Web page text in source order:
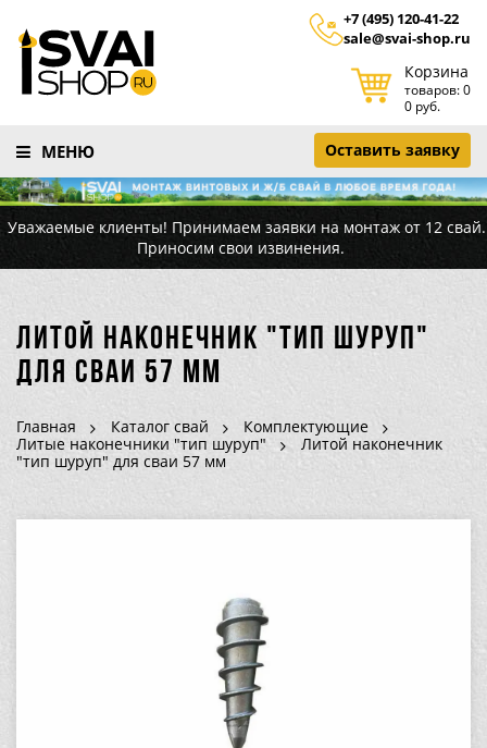
+7 (495) 120-41-22
sale@svai-shop.ru
Корзина
товаров: 0
0 руб.
МЕНЮ Оставить заявку
Уважаемые клиенты! Принимаем заявки на монтаж от 12 свай.
Приносим свои извинения.
Литой наконечник "тип шуруп"
для сваи 57 мм
Главная Каталог свай
Комплектующие
Литые наконечники "тип шуруп"
Литой наконечник
"тип шуруп" для сваи 57 мм